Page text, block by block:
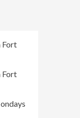
Fort
Fort